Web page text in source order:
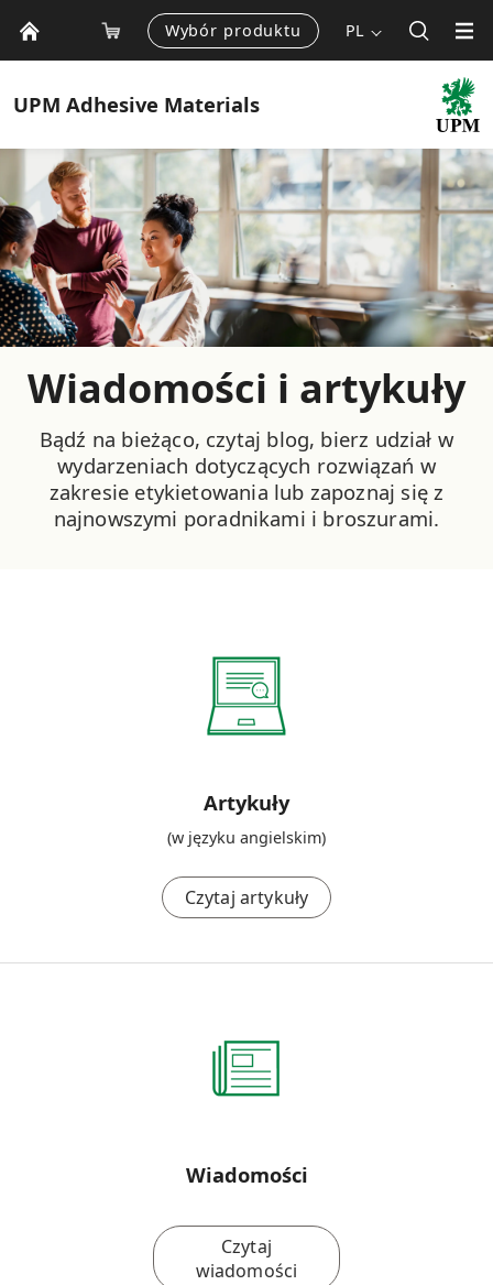
Wybór produktu PL
UPM Adhesive Materials
Wiadomości i artykuły
Bądź na bieżąco, czytaj blog, bierz udział w
wydarzeniach dotyczących rozwiązań w
zakresie etykietowania lub zapoznaj się z
najnowszymi poradnikami i broszurami.
Artykuły
(w języku angielskim)
Czytaj artykuły
Wiadomości
Czytaj
wiadomości